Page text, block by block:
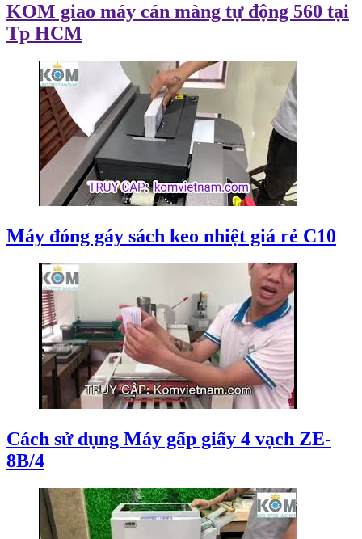
KOM giao máy cán màng tự động 560 tại
Tp HCM
Máy đóng gáy sách keo nhiệt giá rẻ C10
Cách sử dụng Máy gấp giấy 4 vạch ZE-
8B/4